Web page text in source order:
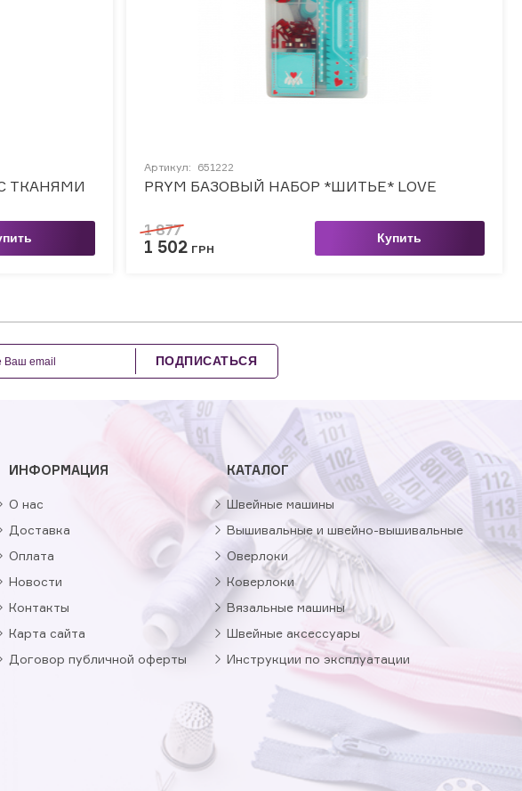
ТКАНЯМИ
Артикул: 651222
PRYM БАЗОВЫЙ НАБОР *ШИТЬЕ* LOVE
1 877
1 502 ГРН
Купить
ПОДПИСАТЬСЯ
ИНФОРМАЦИЯ
О нас
Доставка
Оплата
Новости
Контакты
Карта сайта
Договор публичной оферты
КАТАЛОГ
Швейные машины
Вышивальные и швейно-вышивальные
Оверлоки
Коверлоки
Вязальные машины
Швейные аксессуары
Инструкции по эксплуатации